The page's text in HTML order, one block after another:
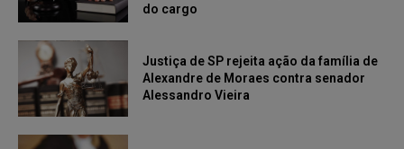
do cargo
Justiça de SP rejeita ação da família de
Alexandre de Moraes contra senador
Alessandro Vieira